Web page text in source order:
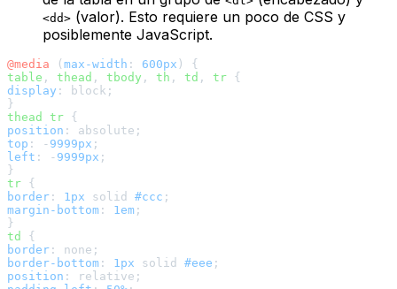
<dd> (valor). Esto requiere un poco de CSS y
posiblemente JavaScript.
@media ( max-width : 600px
table , thead , tbody , th , td , tr
display : block;
thead
tr
position
top : - 9999px
left : - 9999px ;
tr
border : 1px solid #ccc
margin-bottom : 1em ;
td
border
border-bottom : 1px solid #eee
position